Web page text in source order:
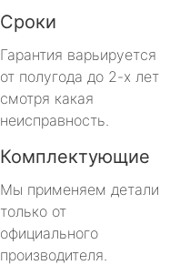
Сроки
Гарантия варьируется
от полугода до 2-х лет
смотря какая
неисправность.
Комплектующие
Мы применяем детали
только от
официального
производителя.